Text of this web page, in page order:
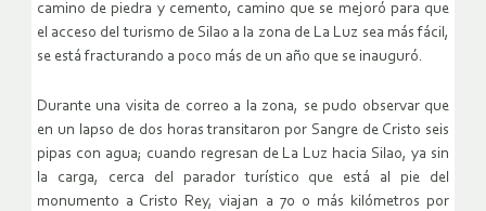
camino de piedra y cemento, camino que se mejoró para que
el acceso del turismo de Silao a la zona de La Luz sea más fácil,
se está fracturando a poco más de un año que se inauguró.
Durante una visita de correo a la zona, se pudo observar que
en un lapso de dos horas transitaron por Sangre de Cristo seis
pipas con agua; cuando regresan de La Luz hacia Silao, ya sin
la carga, cerca del parador turístico que está al pie del
monumento a Cristo Rey, viajan a 70 o más kilómetros por